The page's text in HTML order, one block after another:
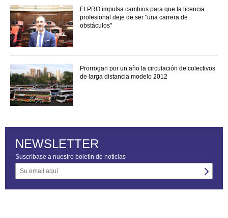
El PRO impulsa cambios para que la licencia
profesional deje de ser "una carrera de
obstáculos"
Prorrogan por un año la circulación de colectivos
de larga distancia modelo 2012
NEWSLETTER
Suscríbase a nuestro boletín de noticias